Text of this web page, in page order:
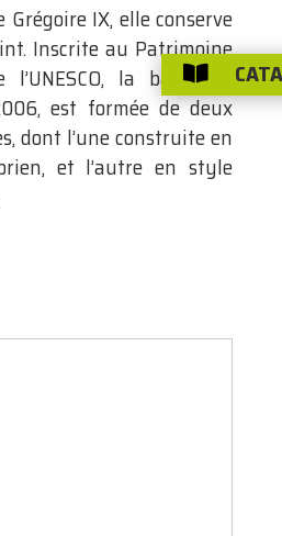
IX, elle conserve
Inscrite au Patrimoine
la basilique,
est formée de deux
dont l’une construite en
et l’autre en style
